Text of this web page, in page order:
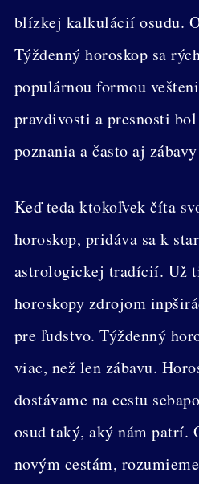
blízkej kalkulácií osudu.
Týždenný horoskop sa
populárnou formou
pravdivosti a presnosti
poznania a často aj
Keď teda ktokoľvek číta
horoskop, pridáva sa k
astrologickej tradícií. Už
horoskopy zdrojom
pre ľudstvo. Týždenný
viac, než len zábavu.
dostávame na cestu
osud taký, aký nám patrí.
novým cestám,